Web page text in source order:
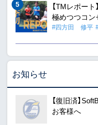
【TMレポー
極めつつコン
#四方田 修平
お知らせ
【復旧済】
お客様へ